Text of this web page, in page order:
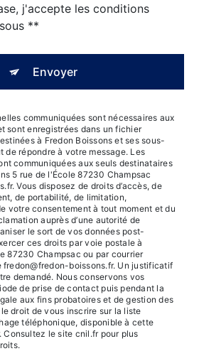
j'accepte les conditions
**
Envoyer
communiquées sont nécessaires aux
sont enregistrées dans un fichier
à Fredon Boissons et ses sous-
de répondre à votre message. Les
communiquées aux seuls destinataires
5 rue de l'École 87230 Champsac
Vous disposez de droits d’accès, de
de portabilité, de limitation,
votre consentement à tout moment et du
auprès d’une autorité de
le sort de vos données post-
ces droits par voie postale à
87230 Champsac ou par courrier
boissons.fr. Un justificatif
demandé. Nous conservons vos
de prise de contact puis pendant la
aux fins probatoires et de gestion des
droit de vous inscrire sur la liste
téléphonique, disponible à cette
Consultez le site cnil.fr pour plus